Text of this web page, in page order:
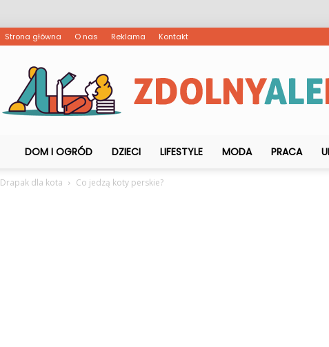
Strona główna O nas Reklama Kontakt
DOM I OGRÓD DZIECI LIFESTYLE MODA PRACA
Drapak dla kota Co jedzą koty perskie?